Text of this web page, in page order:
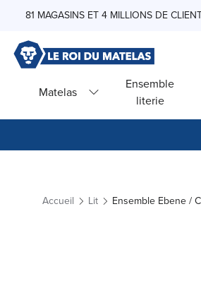
Skip to Content
81 MAGASINS ET 4 MILLIONS DE
Matelas
Ensemble
literie
Accueil Lit Ensemble Ebene /